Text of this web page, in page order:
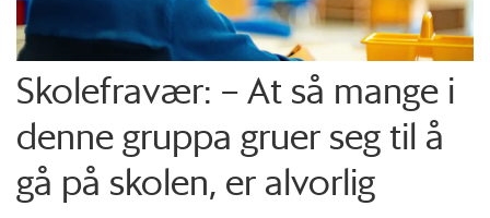
Skolefravær: – At så mange i
denne gruppa gruer seg til å
gå på skolen, er alvorlig